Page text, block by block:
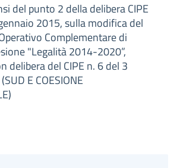
del punto 2 della delibera CIPE
2015, sulla modifica del
Complementare di
"Legalità 2014-2020”,
delibera del CIPE n. 6 del 3
E COESIONE